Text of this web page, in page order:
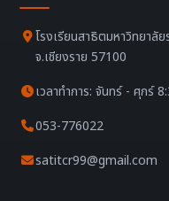
โรงเรียนสาธิตมหาวิทยาลั
จ.เชียงราย 57100
เวลาทำการ: จันทร์ - ศุกร์
053-776022
satitcr99@gmail.com